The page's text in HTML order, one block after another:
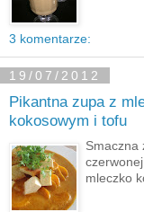
3 komentarze:
19/07/2012
Pikantna zupa z
kokosowym i tofu
Smaczna
mleczko